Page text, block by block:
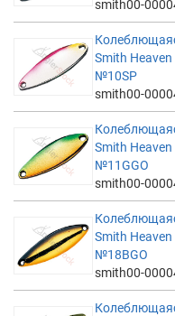
smith00-
Smith Heaven
№10SP
smith00-
Smith Heaven
№11GGO
smith00-
Smith Heaven
№18BGO
smith00-